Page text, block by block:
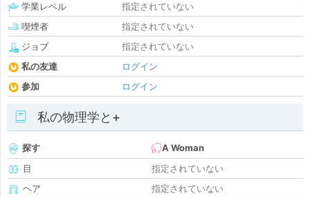
学業レベル
指定されていない
喫煙者
指定されていない
ジョブ
指定されていない
私の友達
ログイン
参加
ログイン
私の物理学と+
探す
A Woman
目
指定されていない
ヘア
指定されていない